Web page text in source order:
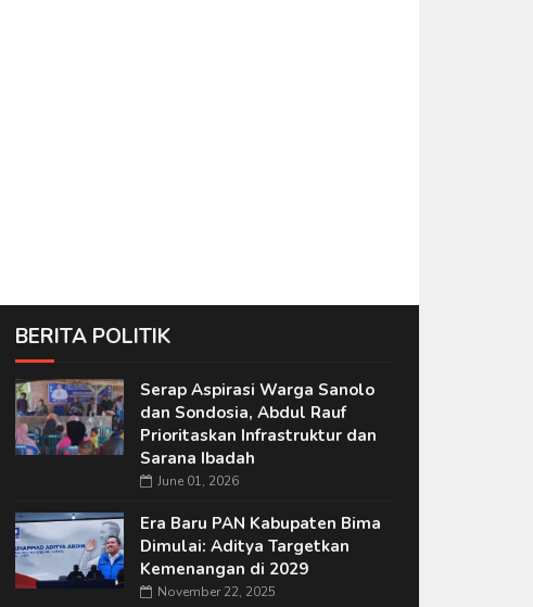
BERITA POLITIK
Serap Aspirasi Warga Sanolo
dan Sondosia, Abdul Rauf
Prioritaskan Infrastruktur dan
Sarana Ibadah
June 01, 2026
Era Baru PAN Kabupaten Bima
Dimulai: Aditya Targetkan
Kemenangan di 2029
November 22, 2025